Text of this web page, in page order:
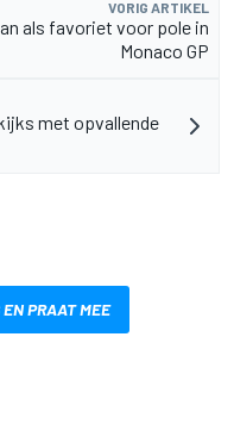
VORIG ARTIKEL
als favoriet voor pole in
Monaco GP
met opvallende
PRAAT MEE